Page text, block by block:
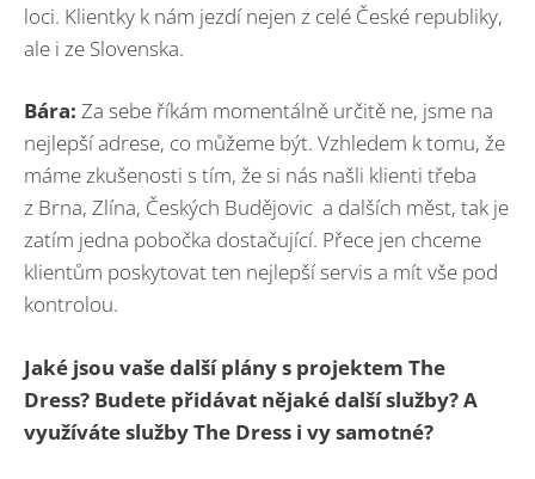
loci. Klientky k nám jezdí nejen z celé České republiky,
ale i ze Slovenska.
Bára: Za sebe říkám momentálně určitě ne, jsme na
nejlepší adrese, co můžeme být. Vzhledem k tomu, že
máme zkušenosti s tím, že si nás našli klienti třeba
z Brna, Zlína, Českých Budějovic a dalších měst, tak je
zatím jedna pobočka dostačující. Přece jen chceme
klientům poskytovat ten nejlepší servis a mít vše pod
kontrolou.
Jaké jsou vaše další plány s projektem The
Dress? Budete přidávat nějaké další služby? A
využíváte služby The Dress i vy samotné?